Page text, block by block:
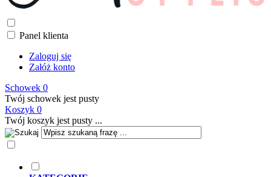
Panel klienta
Zaloguj się
Załóż konto
Schowek 0
Twój schowek jest pusty
Koszyk 0
Twój koszyk jest pusty ...